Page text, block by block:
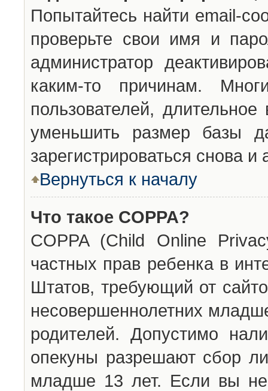
Попытайтесь найти email-
проверьте свои имя и
администратор
каким-то причинам.
пользователей,
уменьшить размер базы
зарегистрироваться снова и
Вернуться к началу
Что такое COPPA?
COPPA (Child Online
частных прав ребенка в
Штатов, требующий от
несовершеннолетних
родителей. Допустимо
опекуны разрешают сбор
младше 13 лет. Если вы